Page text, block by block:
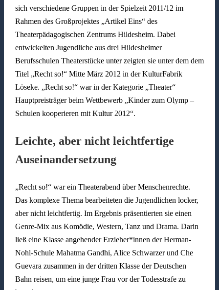
sich verschiedene Gruppen in der Spielzeit 2011/12 im
Rahmen des Großprojektes „Artikel Eins“ des
Theaterpädagogischen Zentrums Hildesheim. Dabei
entwickelten Jugendliche aus drei Hildesheimer
Berufsschulen Theaterstücke unter zeigten sie unter dem dem
Titel „Recht so!“ Mitte März 2012 in der KulturFabrik
Löseke. „Recht so!“ war in der Kategorie „Theater“
Hauptpreisträger beim Wettbewerb „Kinder zum Olymp –
Schulen kooperieren mit Kultur 2012“.
Leichte, aber nicht leichtfertige
Auseinandersetzung
„Recht so!“ war ein Theaterabend über Menschenrechte.
Das komplexe Thema bearbeiteten die Jugendlichen locker,
aber nicht leichtfertig. Im Ergebnis präsentierten sie einen
Genre-Mix aus Komödie, Western, Tanz und Drama. Darin
ließ eine Klasse angehender Erzieher*innen der Herman-
Nohl-Schule Mahatma Gandhi, Alice Schwarzer und Che
Guevara zusammen in der dritten Klasse der Deutschen
Bahn reisen, um eine junge Frau vor der Todesstrafe zu